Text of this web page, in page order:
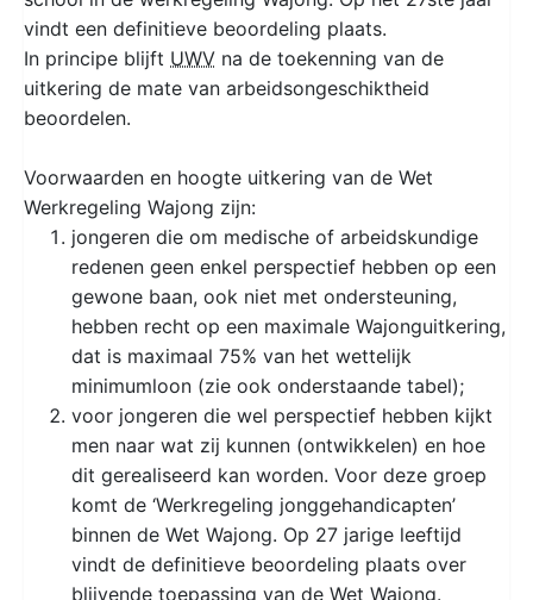
vindt een definitieve beoordeling plaats.
In principe blijft UWV na de toekenning van de
uitkering de mate van arbeidsongeschiktheid
beoordelen.
Voorwaarden en hoogte uitkering van de Wet
Werkregeling Wajong zijn:
jongeren die om medische of arbeidskundige
redenen geen enkel perspectief hebben op een
gewone baan, ook niet met ondersteuning,
hebben recht op een maximale Wajonguitkering,
dat is maximaal 75% van het wettelijk
minimumloon (zie ook onderstaande tabel);
voor jongeren die wel perspectief hebben kijkt
men naar wat zij kunnen (ontwikkelen) en hoe
dit gerealiseerd kan worden. Voor deze groep
komt de ‘Werkregeling jonggehandicapten’
binnen de Wet Wajong. Op 27 jarige leeftijd
vindt de definitieve beoordeling plaats over
blijvende toepassing van de Wet Wajong.